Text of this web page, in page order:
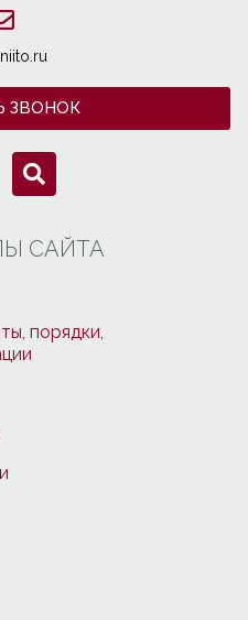
ЗВОНОК
САЙТА
порядки,